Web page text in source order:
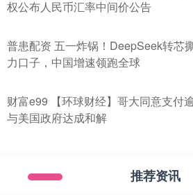
权公布人民币汇率中间价公告
普患配资 五一炸锅！DeepSeek转芯
力口子，中国增速领跑全球
财富e99 【环球财经】哥大同意支付
与美国政府达成和解
推荐资讯